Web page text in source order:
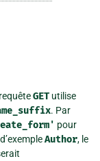
GET utilise
. Par
pour
Author, le